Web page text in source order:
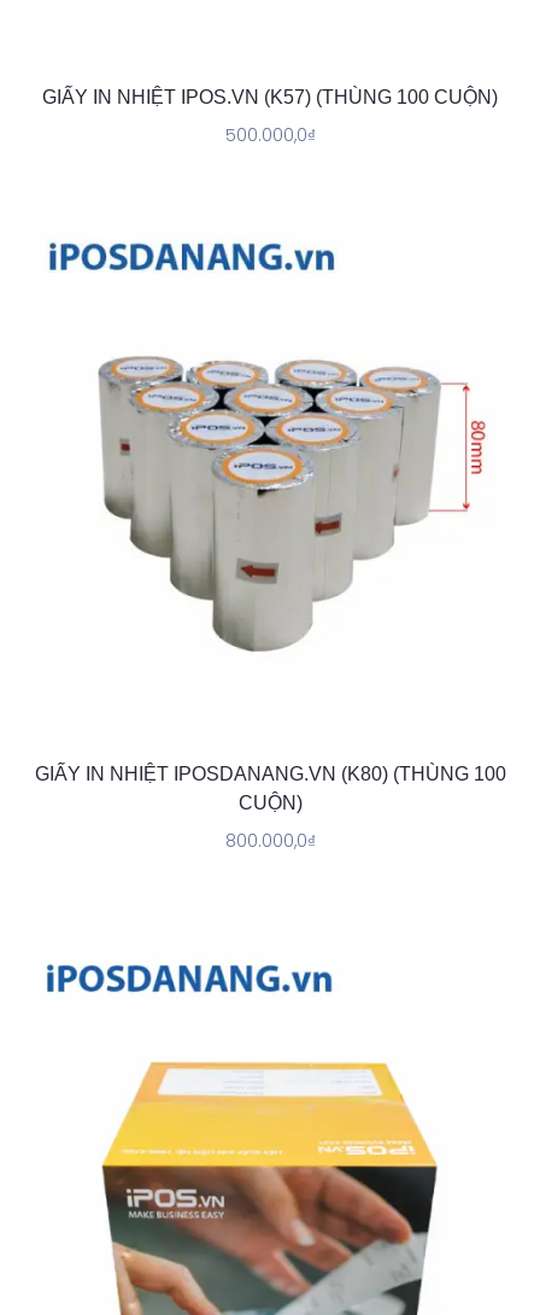
GIẤY IN NHIỆT IPOS.VN (K57) (THÙNG 100 CUỘN)
500.000,0₫
GIẤY IN NHIỆT IPOSDANANG.VN (K80) (THÙNG 100
CUỘN)
800.000,0₫